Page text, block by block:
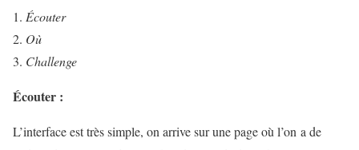
Écouter
Où
Challenge
Écouter :
L’interface est très simple, on arrive sur une page où l’on a de